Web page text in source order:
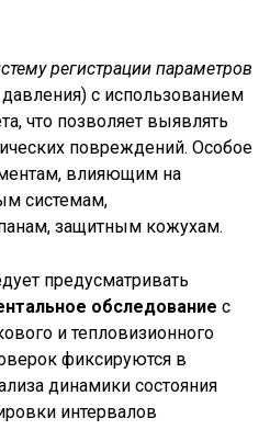
регистрации параметров
с использованием
что позволяет выявлять
повреждений. Особое
влияющим на
системам,
защитным кожухам.
предусматривать
обследование с
и тепловизионного
фиксируются в
динамики состояния
интервалов